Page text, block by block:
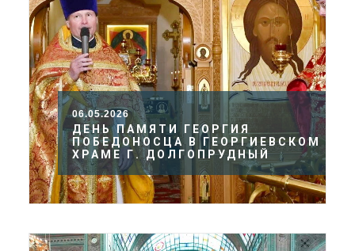
06.05.2026
ДЕНЬ ПАМЯТИ ГЕОРГИЯ
ПОБЕДОНОСЦА В ГЕОРГИЕВСКОМ
ХРАМЕ Г. ДОЛГОПРУДНЫЙ